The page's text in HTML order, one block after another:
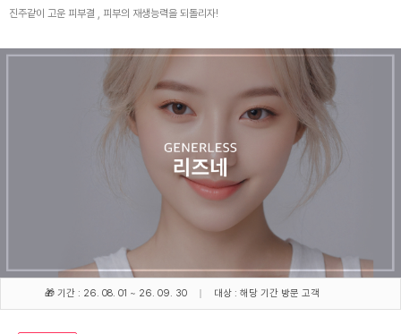
진주같이 고운 피부결 , 피부의 재생능력을 되돌리자!
🎁 기간 : 26. 08. 01 ~ 26. 09. 30 대상 : 해당 기간 방문 고객